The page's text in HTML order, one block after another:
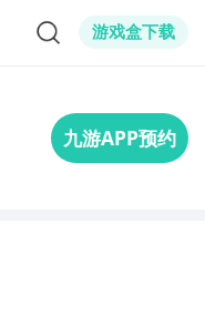
游戏盒下载